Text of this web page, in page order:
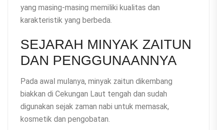
yang masing-masing memiliki kualitas dan
karakteristik yang berbeda.
SEJARAH MINYAK ZAITUN
DAN PENGGUNAANNYA
Pada awal mulanya, minyak zaitun dikembang
biakkan di Cekungan Laut tengah dan sudah
digunakan sejak zaman nabi untuk memasak,
kosmetik dan pengobatan.